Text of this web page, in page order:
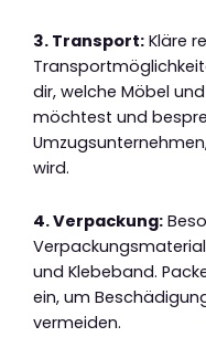
3. Transport: Kläre
dir, welche Möbel
möchtest und
wird.
4. Verpackung:
und Klebeband.
ein, um
vermeiden.